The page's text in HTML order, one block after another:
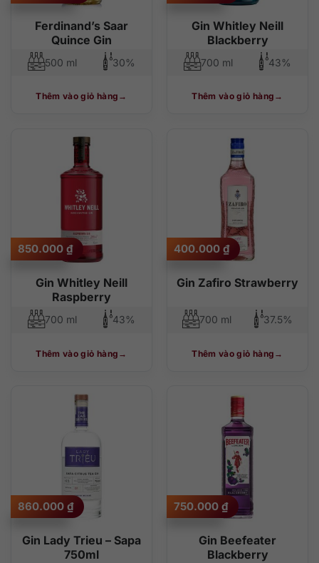
Ferdinand’s Saar
Quince Gin
500 ml 30%
Thêm vào giỏ hàng
Gin Whitley Neill
Blackberry
700 ml 43%
Thêm vào giỏ hàng
Gin Whitley Neill
Raspberry
850.000 ₫
700 ml 43%
Thêm vào giỏ hàng
Gin Zafiro Strawberry
400.000 ₫
700 ml 37.5%
Thêm vào giỏ hàng
Gin Lady Trieu – Sapa
750ml
860.000 ₫
Gin Beefeater
Blackberry
750.000 ₫